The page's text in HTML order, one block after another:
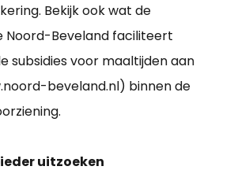
Bekijk ook wat de
Noord-Beveland faciliteert
subsidies voor maaltijden aan
beveland.nl) binnen de
uitzoeken